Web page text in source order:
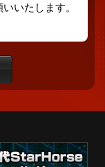
いたします。